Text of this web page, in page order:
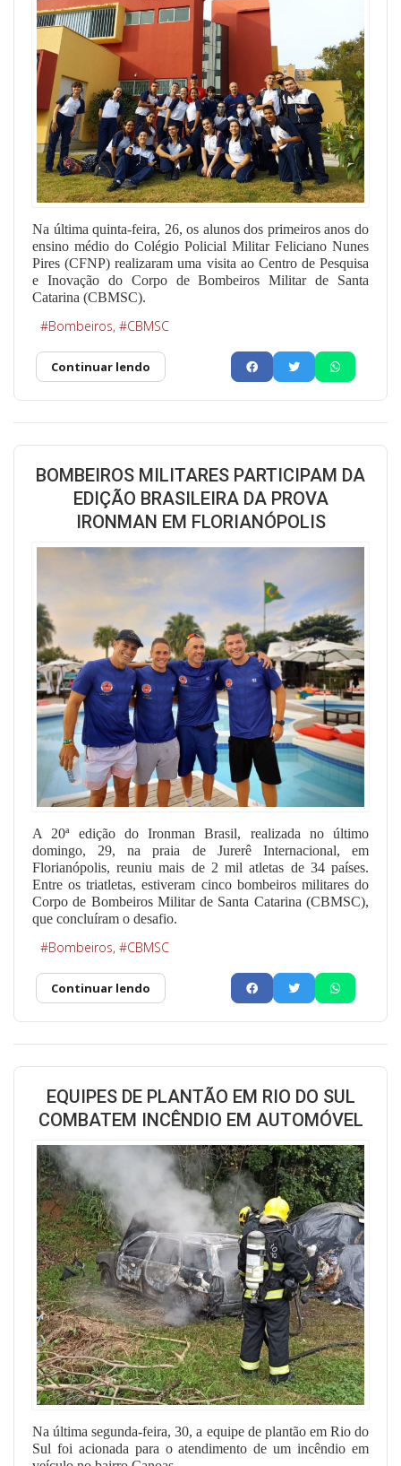
Na última quinta-feira, 26, os alunos dos primeiros anos do
ensino médio do Colégio Policial Militar Feliciano Nunes
Pires (CFNP) realizaram uma visita ao Centro de Pesquisa
e Inovação do Corpo de Bombeiros Militar de Santa
Catarina (CBMSC).
Bombeiros CBMSC
Continuar lendo
BOMBEIROS MILITARES PARTICIPAM DA
EDIÇÃO BRASILEIRA DA PROVA
IRONMAN EM FLORIANÓPOLIS
A 20ª edição do Ironman Brasil, realizada no último
domingo, 29, na praia de Jurerê Internacional, em
Florianópolis, reuniu mais de 2 mil atletas de 34 países.
Entre os triatletas, estiveram cinco bombeiros militares do
Corpo de Bombeiros Militar de Santa Catarina (CBMSC),
que concluíram o desafio.
Bombeiros CBMSC
Continuar lendo
EQUIPES DE PLANTÃO EM RIO DO SUL
COMBATEM INCÊNDIO EM AUTOMÓVEL
Na última segunda-feira, 30, a equipe de plantão em Rio do
Sul foi acionada para o atendimento de um incêndio em